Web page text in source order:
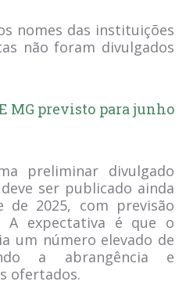
nomes das instituições
não foram divulgados
MG previsto para junho
preliminar divulgado
ser publicado ainda
de 2025, com previsão
expectativa é que o
um número elevado de
a abrangência e
ofertados.